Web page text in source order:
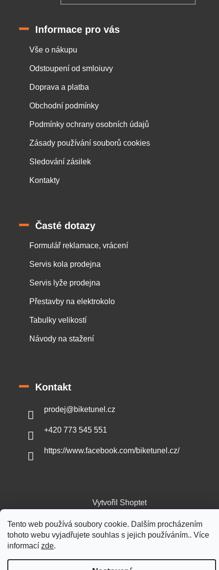
Tento web používá soubory cookie. Dalším procházením
tohoto webu vyjadřujete souhlas s jejich používáním.. Více
informací zde.
Informace pro vás
Vše o nákupu
Odstoupení od smloiuvy
Doprava a platba
Obchodní podmínky
Podmínky ochrany osobních údajů
Zásady používání souborů cookies
Sledování zásilek
Kontakty
Časté dotazy
Formulář reklamace, vrácení
Servis kola prodejna
Servis lyže prodejna
Přestavby na elektrokolo
Tabulky velikostí
Návody na stažení
Kontakt
prodej@biketunel.cz
+420 773 545 551
https://www.facebook.com/biketunel.cz/
Vytvořil Shoptet
Copyright 2026BikeTunel.cz. Všechna práva vyhrazena.